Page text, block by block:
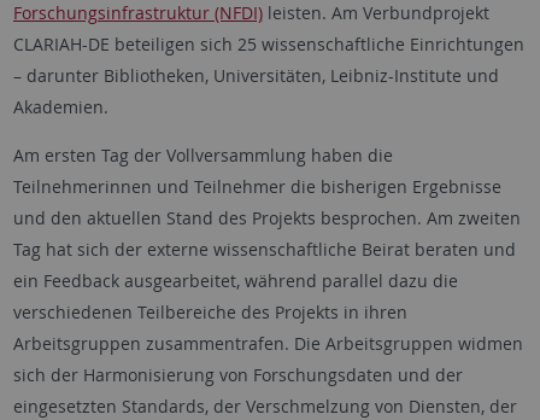
Forschungsinfrastruktur (NFDI)leisten. Am Verbundprojekt
CLARIAH-DE beteiligen sich 25 wissenschaftliche Einrichtungen
– darunter Bibliotheken, Universitäten, Leibniz-Institute und
Akademien.
Am ersten Tag der Vollversammlung haben die
Teilnehmerinnen und Teilnehmer die bisherigen Ergebnisse
und den aktuellen Stand des Projekts besprochen. Am zweiten
Tag hat sich der externe wissenschaftliche Beirat beraten und
ein Feedback ausgearbeitet, während parallel dazu die
verschiedenen Teilbereiche des Projekts in ihren
Arbeitsgruppen zusammentrafen. Die Arbeitsgruppen widmen
sich der Harmonisierung von Forschungsdaten und der
eingesetzten Standards, der Verschmelzung von Diensten, der